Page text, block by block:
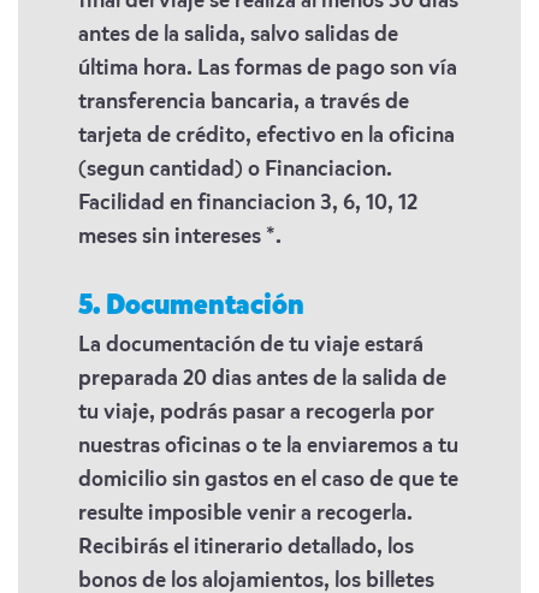
antes de la salida, salvo salidas de
última hora. Las formas de pago son vía
transferencia bancaria, a través de
tarjeta de crédito, efectivo en la oficina
(segun cantidad) o Financiacion.
Facilidad en financiacion 3, 6, 10, 12
meses sin intereses *.
5. Documentación
La documentación de tu viaje estará
preparada 20 dias antes de la salida de
tu viaje, podrás pasar a recogerla por
nuestras oficinas o te la enviaremos a tu
domicilio sin gastos en el caso de que te
resulte imposible venir a recogerla.
Recibirás el itinerario detallado, los
bonos de los alojamientos, los billetes